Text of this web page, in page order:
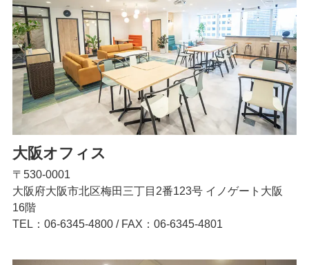
大阪オフィス
〒530-0001
大阪府大阪市北区梅田三丁目2番123号 イノゲート大阪
16階
TEL：06-6345-4800/ FAX：06-6345-4801